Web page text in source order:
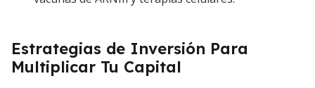
Estrategias de Inversión Para
Multiplicar Tu Capital